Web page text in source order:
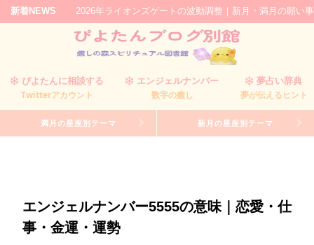
新着NEWS
2026年ライオンズゲートの波動調整｜新月・満月の願い事は癒しの森
ぴよたんに相談する
Twitterアカウント
エンジェルナンバー
数字の癒し
夢占い辞典
夢が伝えるヒント
満月の星座別テーマ 新月の星座別テーマ
エンジェルナンバー5555の意味｜恋愛・仕
事・金運・運勢